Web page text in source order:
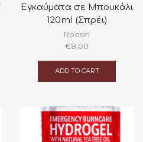
Εγκαύματα σε Μπουκάλι
120ml (Σπρέι)
Roosin
€8,00
ADD TO CART